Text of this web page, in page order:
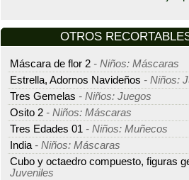
OTROS
Máscara de flor 2 - Niños: Máscaras
Estrella, Adornos Navideños - Niños:
Tres Gemelas - Niños: Juegos
Osito 2 - Niños: Máscaras
Tres Edades 01 - Niños: Muñecos
India- Niños: Máscaras
Cubo y octaedro compuesto, figuras
Juveniles